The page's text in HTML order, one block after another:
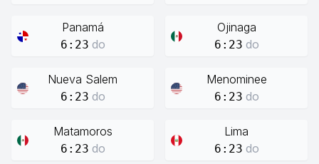
Panamá
6:23 do
Ojinaga
6:23 do
Nueva Salem
6:23 do
Menominee
6:23 do
Matamoros
6:23 do
Lima
6:23 do